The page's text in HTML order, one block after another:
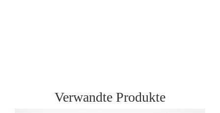
Verwandte Produkte